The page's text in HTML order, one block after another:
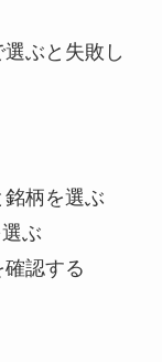
ぶと失敗し
銘柄を選ぶ
ぶ
確認する